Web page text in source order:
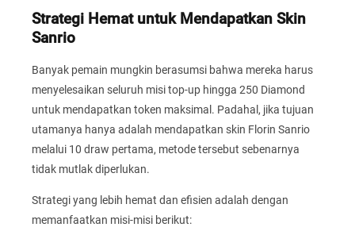
Strategi Hemat untuk Mendapatkan Skin
Sanrio
Banyak pemain mungkin berasumsi bahwa mereka harus
menyelesaikan seluruh misi top-up hingga 250 Diamond
untuk mendapatkan token maksimal. Padahal, jika tujuan
utamanya hanya adalah mendapatkan skin Florin Sanrio
melalui 10 draw pertama, metode tersebut sebenarnya
tidak mutlak diperlukan.
Strategi yang lebih hemat dan efisien adalah dengan
memanfaatkan misi-misi berikut: